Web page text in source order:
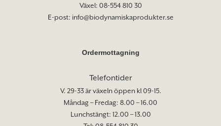
Växel: 08-554 810 30
E-post: info@biodynamiskaprodukter.se
Ordermottagning
Telefontider
V. 29-33 är växeln öppen kl 09-15.
Måndag – Fredag: 8.00 – 16.00
Lunchstängt: 12.00 – 13.00